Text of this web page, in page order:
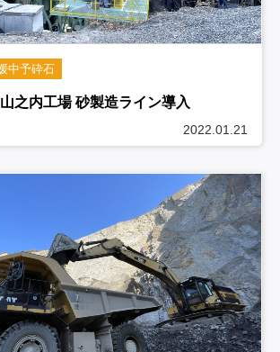
中予砕石
之内工場 砂製造ライン導入
2022.01.21